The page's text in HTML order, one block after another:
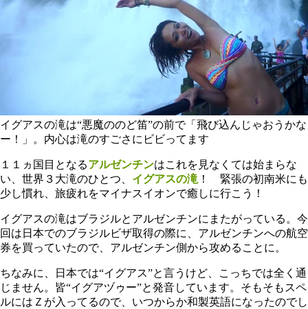
イグアスの滝は“悪魔ののど笛”の前で「飛び込んじゃおうかな
ー！」。内心は滝のすごさにビビってます
１１ヵ国目となるアルゼンチンはこれを見なくては始まらな
い、世界３大滝のひとつ、 イグアスの滝 ！ 緊張の初南米にも
少し慣れ、旅疲れをマイナスイオンで癒しに行こう！
イグアスの滝はブラジルとアルゼンチンにまたがっている。今
回は日本でのブラジルビザ取得の際に、アルゼンチンへの航空
券を買っていたので、アルゼンチン側から攻めることに。
ちなみに、日本では“イグアス”と言うけど、こっちでは全く通
じません。皆“イグアヅゥー”と発音しています。そもそもスペ
ルにはＺが入ってるので、いつからか和製英語になったのでし